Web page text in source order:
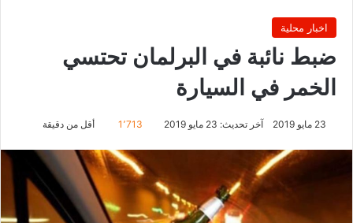
اخبار محلية
ضبط نائبة في البرلمان تحتسي
الخمر في السيارة
23 مايو 2019 آخر تحديث: 23 مايو 2019 1٬713 أقل من دقيقة